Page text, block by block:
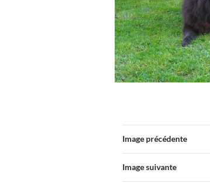
Image précédente
Image suivante